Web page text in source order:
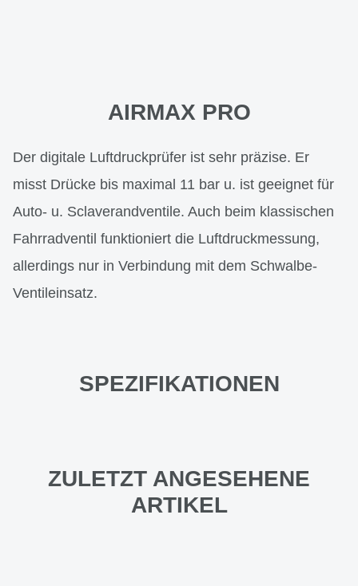
AIRMAX PRO
Der digitale Luftdruckprüfer ist sehr präzise. Er
misst Drücke bis maximal 11 bar u. ist geeignet für
Auto- u. Sclaverandventile. Auch beim klassischen
Fahrradventil funktioniert die Luftdruckmessung,
allerdings nur in Verbindung mit dem Schwalbe-
Ventileinsatz.
SPEZIFIKATIONEN
ZULETZT ANGESEHENE
ARTIKEL